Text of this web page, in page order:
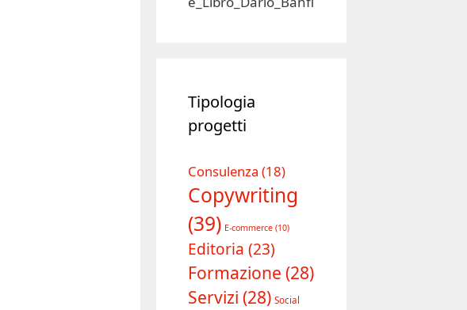
Tipologia
progetti
Consulenza (18)
Copywriting
(39) E-commerce (10)
Editoria (23)
Formazione (28)
Servizi (28) Social